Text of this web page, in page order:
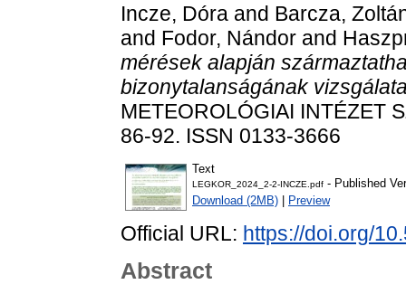
Incze, Dóra and Barcza,
and Fodor, Nándor and
mérések alapján
bizonytalanságának
METEOROLÓGIAI INTÉZET
86-92. ISSN 0133-3666
Text
LEGKOR_2024_2-2-INCZE.pdf - Published
Download (2MB)
Preview
Official URL: https://doi.org/
Abstract